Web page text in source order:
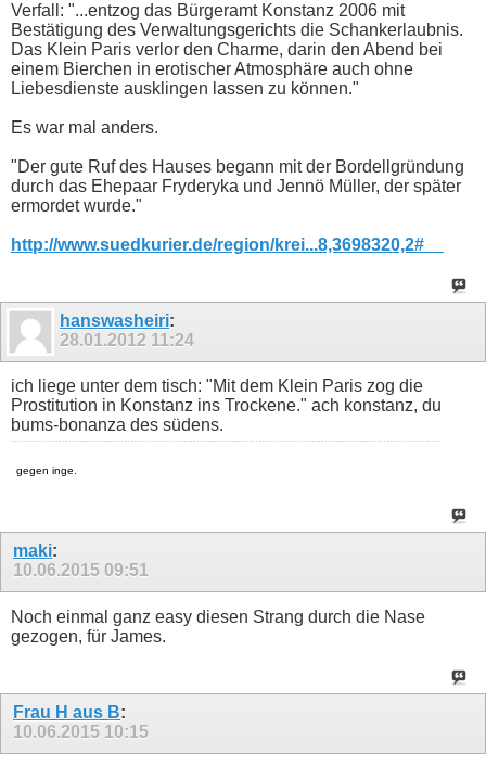
Verfall: "...entzog das Bürgeramt Konstanz 2006 mit
Bestätigung des Verwaltungsgerichts die Schankerlaubnis.
Das Klein Paris verlor den Charme, darin den Abend bei
einem Bierchen in erotischer Atmosphäre auch ohne
Liebesdienste ausklingen lassen zu können."
Es war mal anders.
"Der gute Ruf des Hauses begann mit der Bordellgründung
durch das Ehepaar Fryderyka und Jennö Müller, der später
ermordet wurde."
http://www.suedkurier.de/region/krei...8,3698320,2#__
hanswasheiri:
28.01.2012 11:24
ich liege unter dem tisch: "Mit dem Klein Paris zog die
Prostitution in Konstanz ins Trockene." ach konstanz, du
bums-bonanza des südens.
gegen inge.
maki:
10.06.2015 09:51
Noch einmal ganz easy diesen Strang durch die Nase
gezogen, für James.
Frau H aus B:
10.06.2015 10:15